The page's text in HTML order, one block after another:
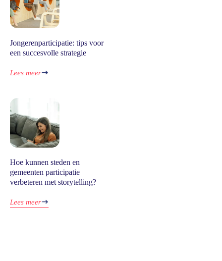
Jongerenparticipatie: tips voor
een succesvolle strategie
Lees meer
Hoe kunnen steden en
gemeenten participatie
verbeteren met storytelling?
Lees meer